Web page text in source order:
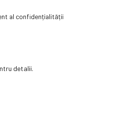
al confidențialității
detalii.